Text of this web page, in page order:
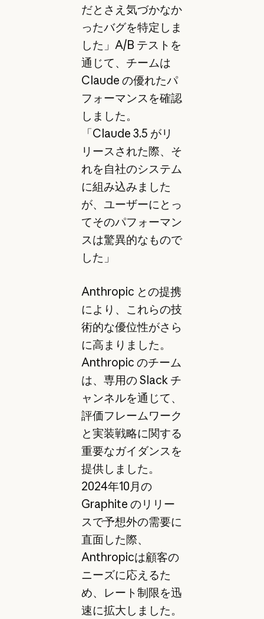
だとさえ気づかなか
ったバグを特定しま
した」A/B テストを
通じて、チームは
Claude の優れたパ
フォーマンスを確認
しました。
「Claude 3.5 がリ
リースされた際、そ
れを自社のシステム
に組み込みました
が、ユーザーにとっ
てそのパフォーマン
スは驚異的なもので
した」
Anthropic との提携
により、これらの技
術的な優位性がさら
に高まりました。
Anthropic のチーム
は、専用の Slack チ
ャンネルを通じて、
評価フレームワーク
と実装戦略に関する
重要なガイダンスを
提供しました。
2024年10月の
Graphite のリリー
スで予想外の需要に
直面した際、
Anthropicは顧客の
ニーズに応えるた
め、レート制限を迅
速に拡大しました。